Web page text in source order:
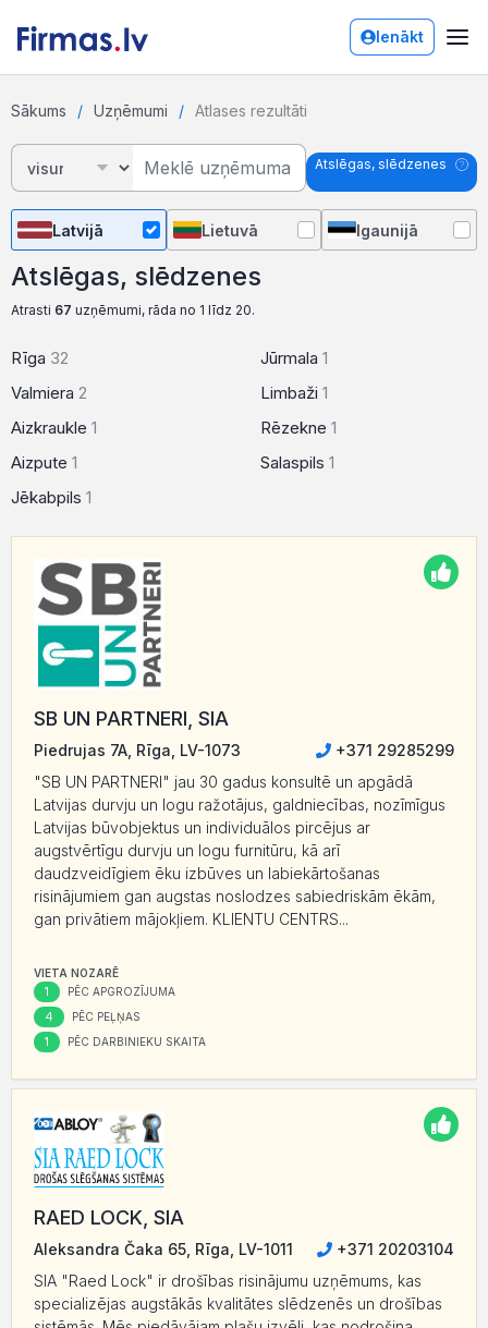
Ienākt
Sākums Uzņēmumi Atlases rezultāti
Atslēgas, slēdzenes
Latvijā Lietuvā Igaunijā
Atslēgas, slēdzenes
Atrasti 67 uzņēmumi, rāda no 1 līdz 20.
Rīga 32
Valmiera 2
Aizkraukle 1
Aizpute 1
Jēkabpils 1
Jūrmala 1
Limbaži 1
Rēzekne 1
Salaspils 1
SB UN PARTNERI, SIA
Piedrujas 7A, Rīga, LV-1073
+371 29285299
"SB UN PARTNERI" jau 30 gadus konsultē un apgādā
Latvijas durvju un logu ražotājus, galdniecības, nozīmīgus
Latvijas būvobjektus un individuālos pircējus ar
augstvērtīgu durvju un logu furnitūru, kā arī
daudzveidīgiem ēku izbūves un labiekārtošanas
risinājumiem gan augstas noslodzes sabiedriskām ēkām,
gan privātiem mājokļiem. KLIENTU CENTRS...
VIETA NOZARĒ
1 PĒC APGROZĪJUMA
4 PĒC PEĻŅAS
1 PĒC DARBINIEKU SKAITA
RAED LOCK, SIA
Aleksandra Čaka 65, Rīga, LV-1011
+371 20203104
SIA "Raed Lock" ir drošības risinājumu uzņēmums, kas
specializējas augstākās kvalitātes slēdzenēs un drošības